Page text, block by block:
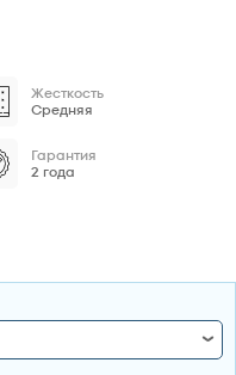
Жесткость
Средняя
Гарантия
2 года